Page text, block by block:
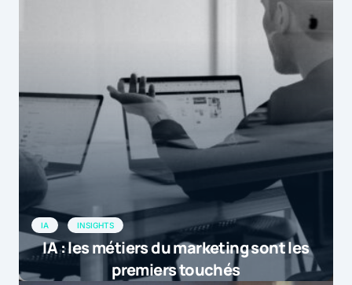
entreprise prévoient de mettr […]
IA INSIGHTS
IA : les métiers du marketing sont les
premiers touchés